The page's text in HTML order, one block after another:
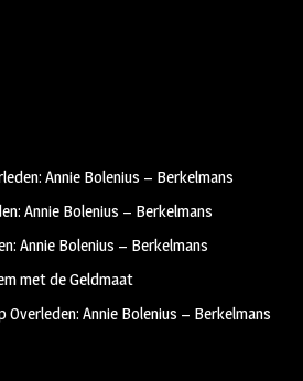
Annie Bolenius – Berkelmans
Annie Bolenius – Berkelmans
Annie Bolenius – Berkelmans
met de Geldmaat
Overleden: Annie Bolenius – Berkelmans